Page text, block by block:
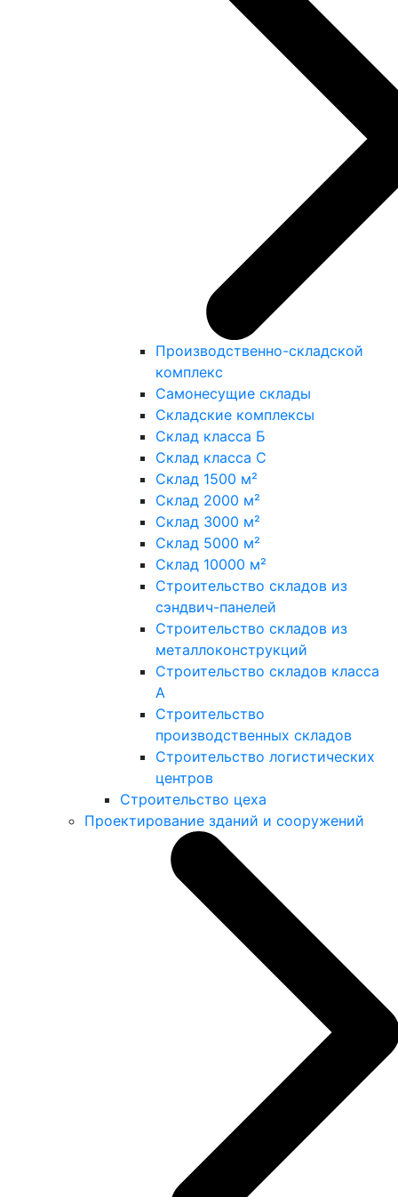
Производственно-складской
комплекс
Самонесущие склады
Складские комплексы
Склад класса Б
Склад класса С
Склад 1500 м²
Склад 2000 м²
Склад 3000 м²
Склад 5000 м²
Склад 10000 м²
Строительство складов из
сэндвич-панелей
Строительство складов из
металлоконструкций
Строительство складов класса
А
Строительство
производственных складов
Строительство логистических
центров
Строительство цеха
Проектирование зданий и сооружений